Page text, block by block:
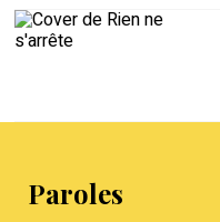
Paroles